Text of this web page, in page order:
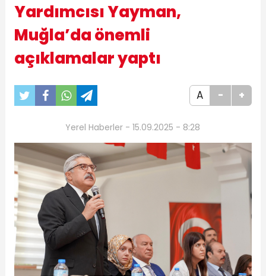
Yardımcısı Yayman,
Muğla’da önemli
açıklamalar yaptı
A - +
Yerel Haberler - 15.09.2025 - 8:28